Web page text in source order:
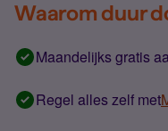
Waarom duur
Maandelijks gratis
Regel alles zelf met